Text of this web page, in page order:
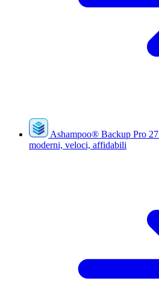
Ashampoo® Backup Pro 27
moderni, veloci, affidabili